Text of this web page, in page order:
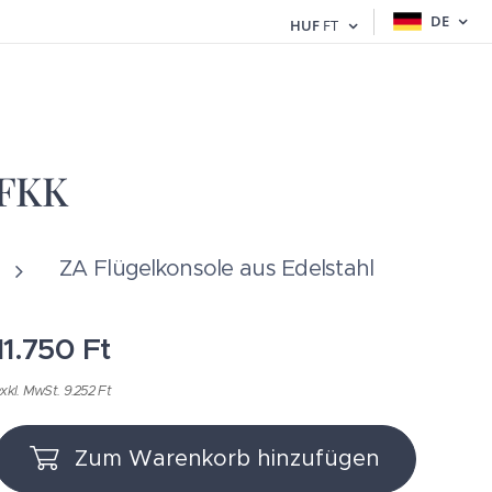
HUF FT DE
ZA Flügelkonsole aus Edelstahl
Ft
MwSt. 9.252 Ft
Zum Warenkorb hinzufügen